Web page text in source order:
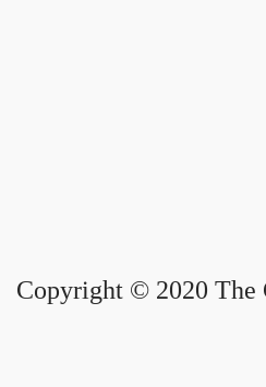
Copyright © 2020